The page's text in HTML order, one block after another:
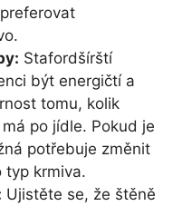
Stafordšírští
být energičtí a
tomu, kolik
po jídle. Pokud je
potřebuje změnit
typ krmiva.
Ujistěte se, že štěně